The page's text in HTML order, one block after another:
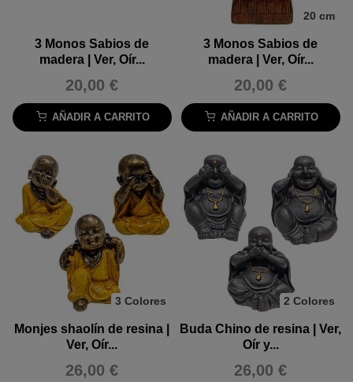
3 Monos Sabios de
madera | Ver, Oír...
20,00 €
AÑADIR A CARRITO
20 cm
3 Monos Sabios de
madera | Ver, Oír...
20,00 €
AÑADIR A CARRITO
3 Colores
Monjes shaolín de resina |
Ver, Oír...
26,00 €
2 Colores
Buda Chino de resina | Ver,
Oír y...
26,00 €